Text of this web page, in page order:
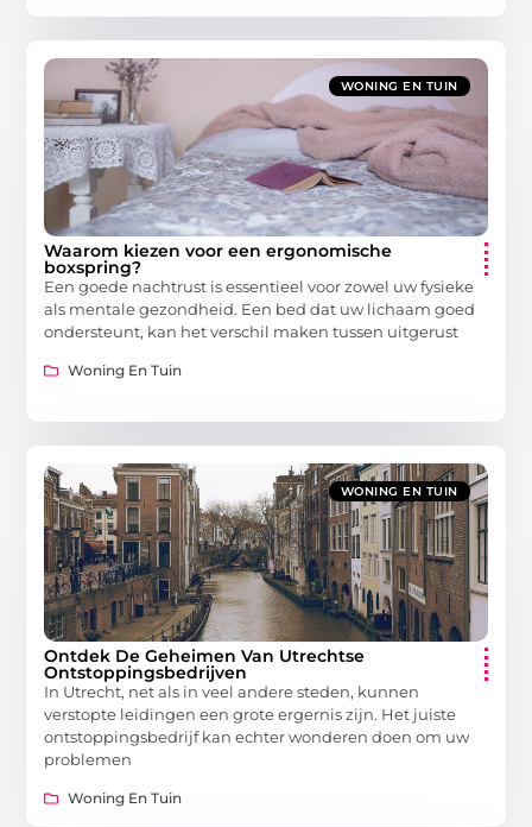
WONING EN TUIN
Waarom kiezen voor een ergonomische
boxspring?
Een goede nachtrust is essentieel voor zowel uw fysieke
als mentale gezondheid. Een bed dat uw lichaam goed
ondersteunt, kan het verschil maken tussen uitgerust
Woning En Tuin
WONING EN TUIN
Ontdek De Geheimen Van Utrechtse
Ontstoppingsbedrijven
In Utrecht, net als in veel andere steden, kunnen
verstopte leidingen een grote ergernis zijn. Het juiste
ontstoppingsbedrijf kan echter wonderen doen om uw
problemen
Woning En Tuin